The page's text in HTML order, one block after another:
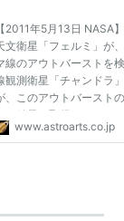
【2011年5月13日 NASA
文衛星「フェルミ」が
線のアウトバーストを
観測衛星「チャンドラ
、このアウトバースト
うな結果は取得されなか
検出されてX線で検出
www.astroarts.co.jp